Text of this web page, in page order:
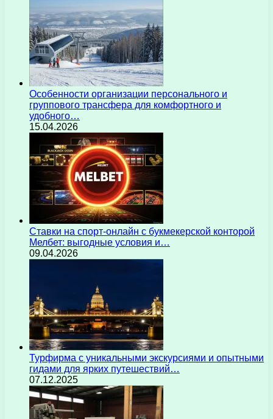
Особенности организации персонального и
группового трансфера для комфортного и
удобного…
15.04.2026
Ставки на спорт-онлайн с букмекерской конторой
Мелбет: выгодные условия и…
09.04.2026
Турфирма с уникальными экскурсиями и опытными
гидами для ярких путешествий…
07.12.2025